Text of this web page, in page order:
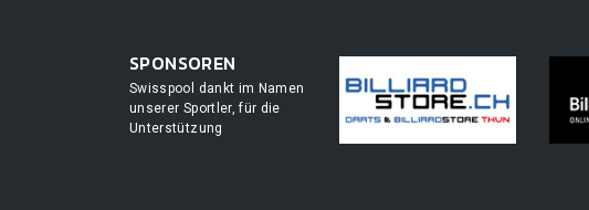
SPONSOREN
Swisspool dankt im Namen
unserer Sportler, für die
Unterstützung